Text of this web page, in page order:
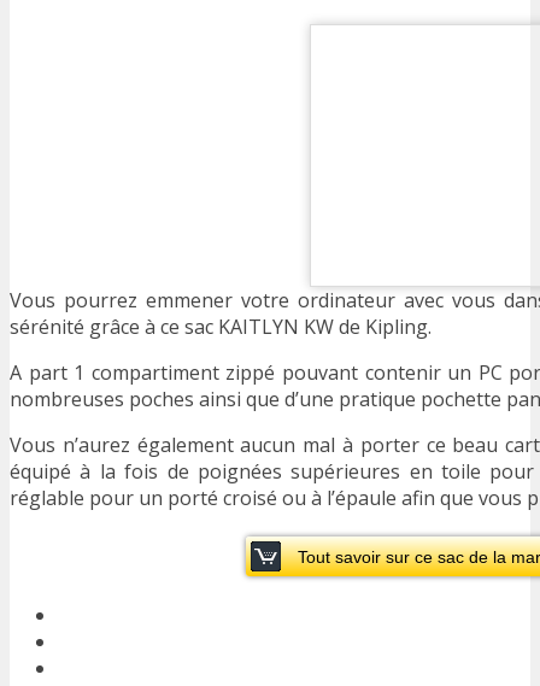
Vous pourrez emmener votre ordinateur avec vous
sérénité grâce à ce sac KAITLYN KW de Kipling.
A part 1 compartiment zippé pouvant contenir un PC
nombreuses poches ainsi que d’une pratique pochette
Vous n’aurez également aucun mal à porter ce beau
équipé à la fois de poignées supérieures en toile
réglable pour un porté croisé ou à l’épaule afin que vous
Tout savoir sur ce sac de la